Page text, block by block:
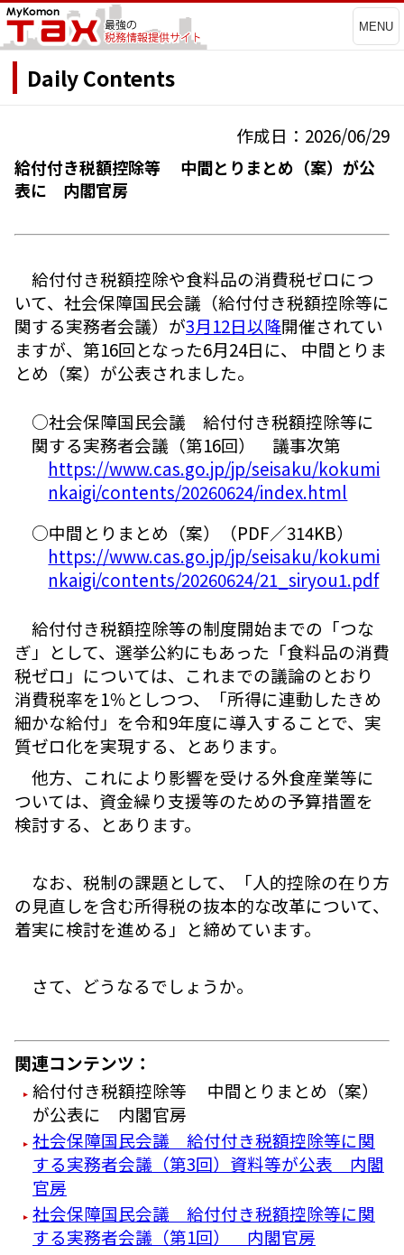
MENU
Daily Contents
作成日：2026/06/29
給付付き税額控除等 中間とりまとめ（案）が公
表に 内閣官房
給付付き税額控除や食料品の消費税ゼロにつ
いて、社会保障国民会議（給付付き税額控除等に
関する実務者会議）が3月12日以降開催されてい
ますが、第16回となった6月24日に、 中間とりま
とめ（案）が公表されました。
○社会保障国民会議 給付付き税額控除等に
関する実務者会議（第16回） 議事次第
https://www.cas.go.jp/jp/seisaku/kokumi
nkaigi/contents/20260624/index.html
○中間とりまとめ（案）（PDF／314KB）
https://www.cas.go.jp/jp/seisaku/kokumi
nkaigi/contents/20260624/21_siryou1.pdf
給付付き税額控除等の制度開始までの「つな
ぎ」として、選挙公約にもあった「食料品の消費
税ゼロ」については、これまでの議論のとおり
消費税率を1％としつつ、「所得に連動したきめ
細かな給付」を令和9年度に導入することで、実
質ゼロ化を実現する、とあります。
他方、これにより影響を受ける外食産業等に
ついては、資金繰り支援等のための予算措置を
検討する、とあります。
なお、税制の課題として、「人的控除の在り方
の見直しを含む所得税の抜本的な改革について、
着実に検討を進める」と締めています。
さて、どうなるでしょうか。
関連コンテンツ：
給付付き税額控除等 中間とりまとめ（案）
が公表に 内閣官房
社会保障国民会議 給付付き税額控除等に関
する実務者会議（第3回）資料等が公表 内閣
官房
社会保障国民会議 給付付き税額控除等に関
する実務者会議（第1回） 内閣官房